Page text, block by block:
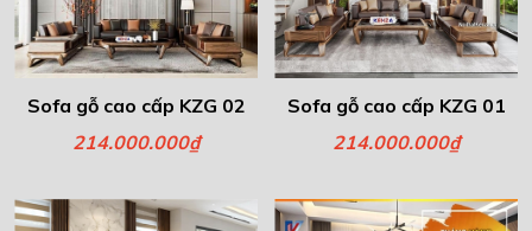
Sofa gỗ cao cấp KZG 02
214.000.000₫
Sofa gỗ cao cấp KZG 01
214.000.000₫